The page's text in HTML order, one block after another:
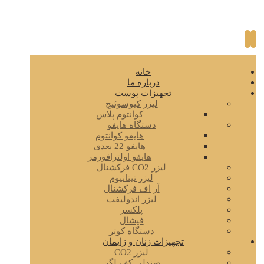
خانه
درباره ما
تجهیزات پوست
لیزر کیوسوئیچ
کوانتوم پلاس
دستگاه هایفو
هایفو کوانتوم
هایفو 22 بعدی
هایفو اولترافورمر
لیزر CO2 فرکشنال
لیزر تیتانیوم
آر اف فرکشنال
لیزر اندولیفت
پلکسر
فیشال
دستگاه کوتر
تجهیزات زنان و زایمان
لیزر CO2